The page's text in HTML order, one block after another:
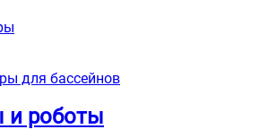
для бассейнов
и роботы